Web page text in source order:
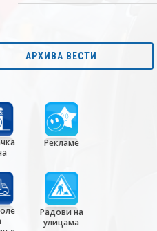
АРХИВА ВЕСТИ
Рекламе
Радови на
улицама